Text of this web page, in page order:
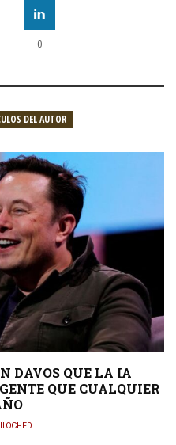
0
DEL AUTOR
DAVOS QUE LA IA
QUE CUALQUIER